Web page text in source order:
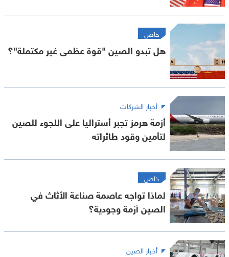
خاص
هل تبدو الصين "قوة عظمى غير مكتملة"؟
أخبار الشركات
أزمة هرمز تجبر أستراليا على اللجوء للصين
لتأمين وقود طائراته
خاص
لماذا تواجه عاصمة صناعة الأثاث في
الصين أزمة وجودية؟
أخبار الصين